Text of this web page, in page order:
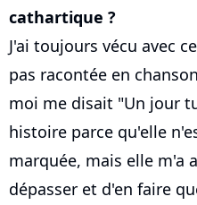
cathartique ?
J'ai toujours vécu avec
pas racontée en
moi me disait "Un jour
histoire parce qu'elle
marquée, mais elle m'a
dépasser et d'en faire